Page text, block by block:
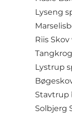
Lyseng
Riis
Lystrup
Stavtrup
Solbjerg